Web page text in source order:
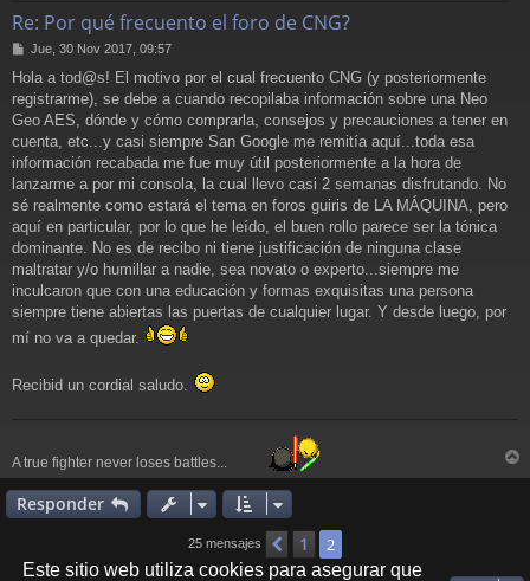
Este sitio web utiliza cookies para asegurar que
Re: Por qué frecuento el foro de CNG?
M
n
s
a
j
e
Jue, 30 Nov 2017, 09:57
Hola a tod@s! El motivo por el cual frecuento CNG (y posteriormente
registrarme), se debe a cuando recopilaba información sobre una Neo
Geo AES, dónde y cómo comprarla, consejos y precauciones a tener en
cuenta, etc...y casi siempre San Google me remitía aquí...toda esa
información recabada me fue muy útil posteriormente a la hora de
lanzarme a por mi consola, la cual llevo casi 2 semanas disfrutando. No
sé realmente como estará el tema en foros guiris de LA MÁQUINA, pero
aquí en particular, por lo que he leído, el buen rollo parece ser la tónica
dominante. No es de recibo ni tiene justificación de ninguna clase
maltratar y/o humillar a nadie, sea novato o experto...siempre me
inculcaron que con una educación y formas exquisitas una persona
siempre tiene abiertas las puertas de cualquier lugar. Y desde luego, por
mí no va a quedar.
Recibid un cordial saludo.
A true fighter never loses battles...
r
Responder
25 mensajes Anterior
1 2